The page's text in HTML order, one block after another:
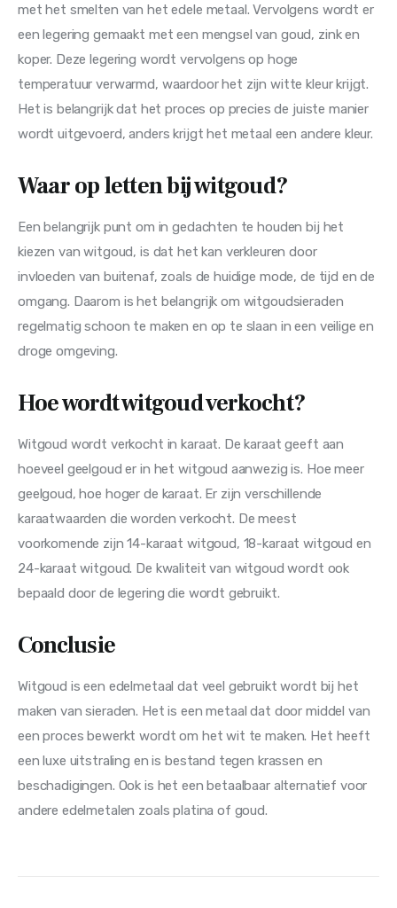
met het smelten van het edele metaal. Vervolgens wordt er
een legering gemaakt met een mengsel van goud, zink en
koper. Deze legering wordt vervolgens op hoge
temperatuur verwarmd, waardoor het zijn witte kleur krijgt.
Het is belangrijk dat het proces op precies de juiste manier
wordt uitgevoerd, anders krijgt het metaal een andere kleur.
Waar op letten bij witgoud?
Een belangrijk punt om in gedachten te houden bij het
kiezen van witgoud, is dat het kan verkleuren door
invloeden van buitenaf, zoals de huidige mode, de tijd en de
omgang. Daarom is het belangrijk om witgoudsieraden
regelmatig schoon te maken en op te slaan in een veilige en
droge omgeving.
Hoe wordt witgoud verkocht?
Witgoud wordt verkocht in karaat. De karaat geeft aan
hoeveel geelgoud er in het witgoud aanwezig is. Hoe meer
geelgoud, hoe hoger de karaat. Er zijn verschillende
karaatwaarden die worden verkocht. De meest
voorkomende zijn 14-karaat witgoud, 18-karaat witgoud en
24-karaat witgoud. De kwaliteit van witgoud wordt ook
bepaald door de legering die wordt gebruikt.
Conclusie
Witgoud is een edelmetaal dat veel gebruikt wordt bij het
maken van sieraden. Het is een metaal dat door middel van
een proces bewerkt wordt om het wit te maken. Het heeft
een luxe uitstraling en is bestand tegen krassen en
beschadigingen. Ook is het een betaalbaar alternatief voor
andere edelmetalen zoals platina of goud.